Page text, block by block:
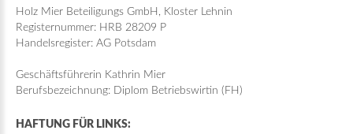
Holz Mier Beteiligungs GmbH, Kloster Lehnin
Registernummer: HRB 28209 P
Handelsregister: AG Potsdam
Geschäftsführerin Kathrin Mier
Berufsbezeichnung: Diplom Betriebswirtin (FH)
HAFTUNG FÜR LINKS: